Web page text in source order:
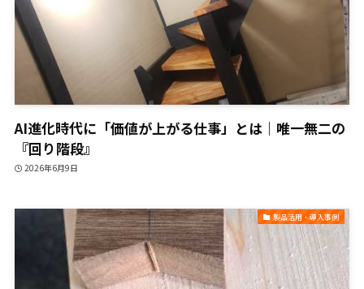
AI進化時代に「価値が上がる仕事」とは｜唯一無二の
『回り階段』
2026年6月9日
製品活用・導入事例